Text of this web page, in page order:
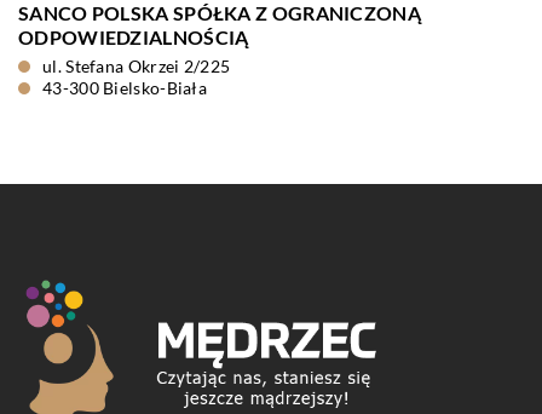
SANCO POLSKA SPÓŁKA Z OGRANICZONĄ
ODPOWIEDZIALNOŚCIĄ
ul. Stefana Okrzei 2/225
43-300 Bielsko-Biała